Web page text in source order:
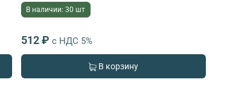
В наличии: 30 шт
512 ₽ с НДС 5%
В корзину